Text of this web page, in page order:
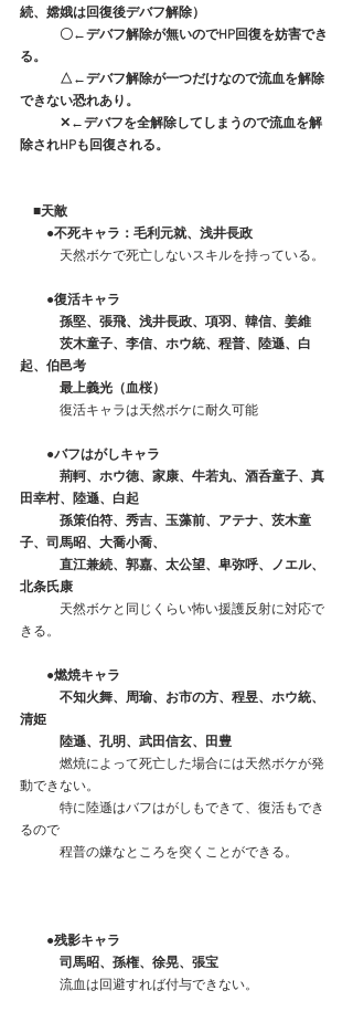
続、嫦娥は回復後デバフ解除）
〇←デバフ解除が無いのでHP回復を妨害でき
る。
△←デバフ解除が一つだけなので流血を解除
できない恐れあり。
✕←デバフを全解除してしまうので流血を解
除されHPも回復される。
■天敵
●不死キャラ：毛利元就、浅井長政
天然ボケで死亡しないスキルを持っている。
●復活キャラ
孫堅、張飛、浅井長政、項羽、韓信、姜維
茨木童子、李信、ホウ統、程普、陸遜、白
起、伯邑考
最上義光（血桜）
復活キャラは天然ボケに耐久可能
●バフはがしキャラ
荊軻、ホウ徳、家康、牛若丸、酒呑童子、真
田幸村、陸遜、白起
孫策伯符、秀吉、玉藻前、アテナ、茨木童
子、司馬昭、大喬小喬、
直江兼続、郭嘉、太公望、卑弥呼、ノエル、
北条氏康
天然ボケと同じくらい怖い援護反射に対応で
きる。
●燃焼キャラ
不知火舞、周瑜、お市の方、程昱、ホウ統、
清姫
陸遜、孔明、武田信玄、田豊
燃焼によって死亡した場合には天然ボケが発
動できない。
特に陸遜はバフはがしもできて、復活もでき
るので
程普の嫌なところを突くことができる。
●残影キャラ
司馬昭、孫権、徐晃、張宝
流血は回避すれば付与できない。